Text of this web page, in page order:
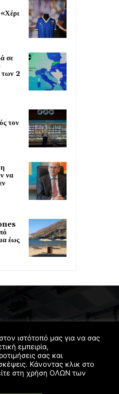
σε
2
τον
να
έως
| DesignedGeorgelaskos.com
ιστότοπό μας για να σας
εμπειρία,
σας και
Κάνοντας κλικ στο
στη χρήση ΟΛΩΝ των